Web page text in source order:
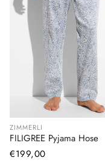
ZIMMERLI
FILIGREE Pyjama Hose
Normaler
€199,00